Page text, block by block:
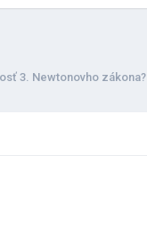
3. Newtonovho zákona?